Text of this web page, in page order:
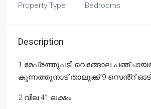
Property Type
Bedrooms
Description
1.മേപ്രത്തുപടി വെങ്ങോല
കുന്നത്തുനാട് താലൂക്ക് 9 സെൻ്റ് ഓട്
2.വില 41 ലക്ഷം.